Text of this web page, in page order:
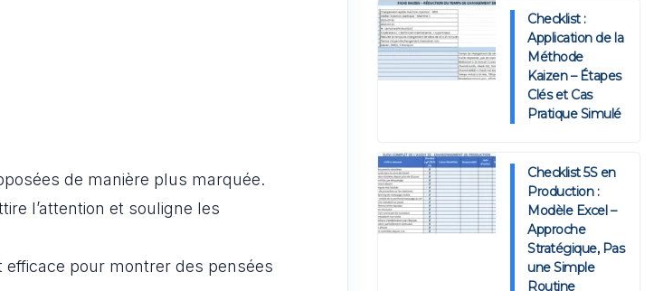
de manière plus marquée.
l’attention et souligne les
efficace pour montrer des pensées
Checklist :
Application de la
Méthode
Kaizen – Étapes
Clés et Cas
Pratique Simulé
Checklist 5S en
Production :
Modèle Excel –
Approche
Stratégique, Pas
une Simple
Routine